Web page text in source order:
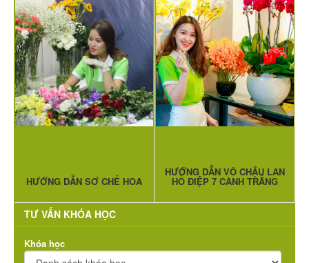
HƯỚNG DẪN SƠ CHẾ HOA
HƯỚNG DẪN VÔ CHẬU LAN
HỒ ĐIỆP 7 CÀNH TRẮNG
TƯ VẤN KHÓA HỌC
Khóa học